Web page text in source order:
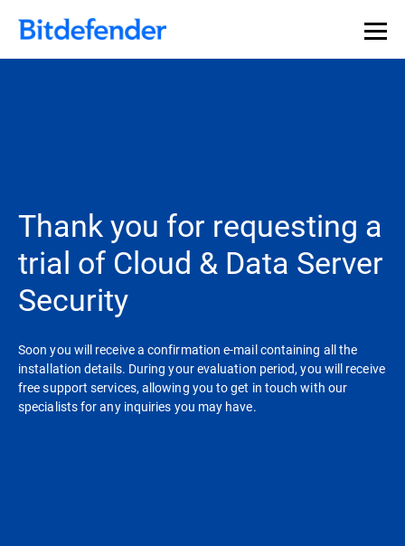
Thank you for requesting a
trial of Cloud & Data Server
Security
Soon you will receive a confirmation e-mail containing all the
installation details. During your evaluation period, you will receive
free support services, allowing you to get in touch with our
specialists for any inquiries you may have.